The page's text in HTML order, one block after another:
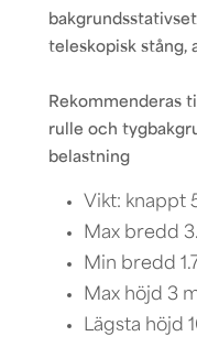
teleskopisk stång,
Rekommenderas
rulle och
belastning
Vikt: knappt
Max bredd
Min bredd
Max höjd 3
Lägsta höjd